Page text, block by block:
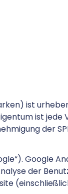
ist
ist
der
Google
der